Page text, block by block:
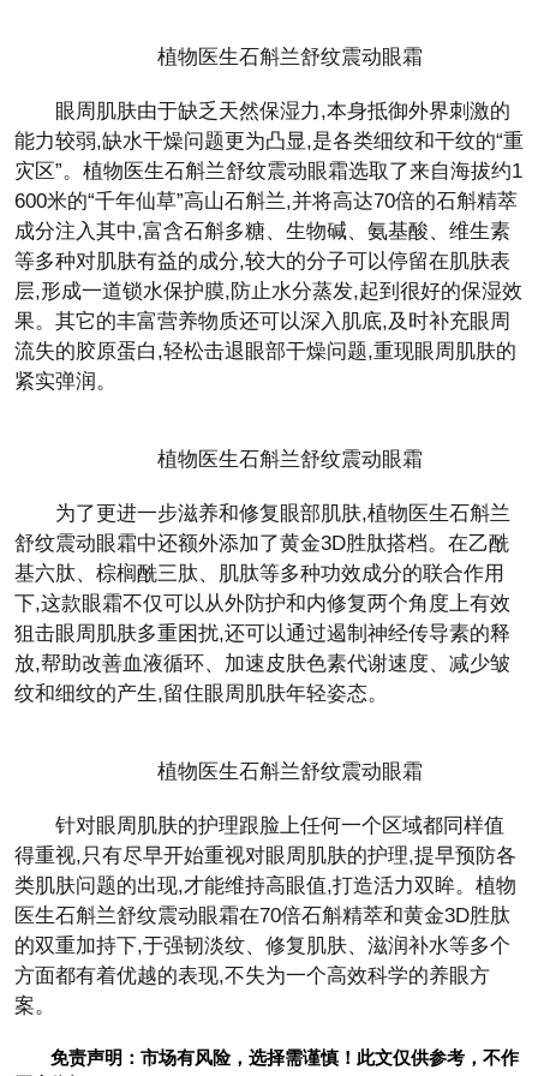
植物医生石斛兰舒纹震动眼霜
眼周肌肤由于缺乏天然保湿力,本身抵御外界刺激的
能力较弱,缺水干燥问题更为凸显,是各类细纹和干纹的“重
灾区”。植物医生石斛兰舒纹震动眼霜选取了来自海拔约1
600米的“千年仙草”高山石斛兰,并将高达70倍的石斛精萃
成分注入其中,富含石斛多糖、生物碱、氨基酸、维生素
等多种对肌肤有益的成分,较大的分子可以停留在肌肤表
层,形成一道锁水保护膜,防止水分蒸发,起到很好的保湿效
果。其它的丰富营养物质还可以深入肌底,及时补充眼周
流失的胶原蛋白,轻松击退眼部干燥问题,重现眼周肌肤的
紧实弹润。
植物医生石斛兰舒纹震动眼霜
为了更进一步滋养和修复眼部肌肤,植物医生石斛兰
舒纹震动眼霜中还额外添加了黄金3D胜肽搭档。在乙酰
基六肽、棕榈酰三肽、肌肽等多种功效成分的联合作用
下,这款眼霜不仅可以从外防护和内修复两个角度上有效
狙击眼周肌肤多重困扰,还可以通过遏制神经传导素的释
放,帮助改善血液循环、加速皮肤色素代谢速度、减少皱
纹和细纹的产生,留住眼周肌肤年轻姿态。
植物医生石斛兰舒纹震动眼霜
针对眼周肌肤的护理跟脸上任何一个区域都同样值
得重视,只有尽早开始重视对眼周肌肤的护理,提早预防各
类肌肤问题的出现,才能维持高眼值,打造活力双眸。植物
医生石斛兰舒纹震动眼霜在70倍石斛精萃和黄金3D胜肽
的双重加持下,于强韧淡纹、修复肌肤、滋润补水等多个
方面都有着优越的表现,不失为一个高效科学的养眼方
案。
免责声明：市场有风险，选择需谨慎！此文仅供参考，不作